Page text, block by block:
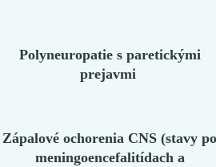
Polyneuropatie s paretickými
prejavmi
Zápalové ochorenia CNS (stavy po
meningoencefalitídach a